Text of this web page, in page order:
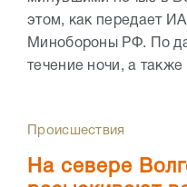
этом, как передает
Минобороны РФ. По
течение ночи, а также
Происшествия
На севере